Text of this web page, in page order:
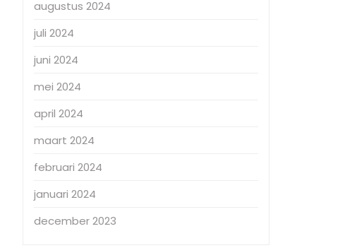
augustus 2024
juli 2024
juni 2024
mei 2024
april 2024
maart 2024
februari 2024
januari 2024
december 2023